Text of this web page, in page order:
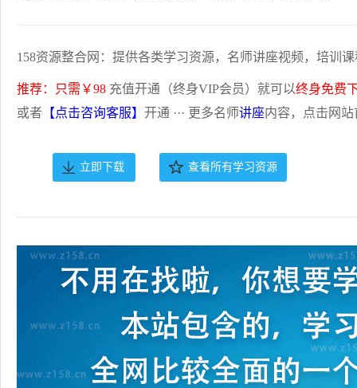
158资源整合网：提供各类学习资源，名师讲座视频，培训
推荐：只需￥98 充值开通（终身VIP会员）就可以终身免费
或者 【点击咨询客服】 开通 ··· 更多名师讲座内容，点击网
立即下载 查看所有学习资源